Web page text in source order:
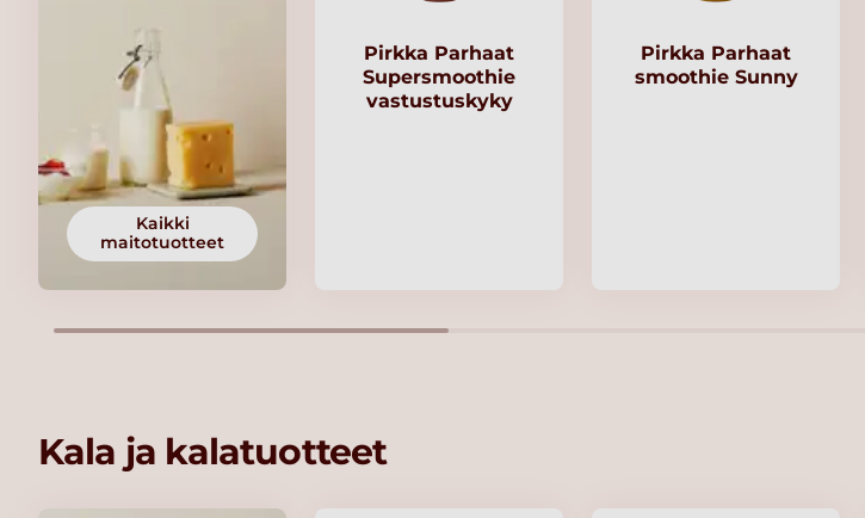
Kaikki
maitotuotteet
Pirkka Parhaat
Supersmoothie
vastustuskyky
Pirkka Parhaat
smoothie Sunny
Kala ja kalatuotteet